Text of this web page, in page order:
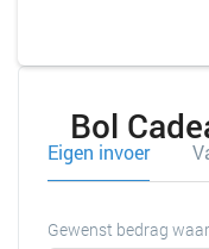
Bol
Eigen invoer
Gewenst bedrag